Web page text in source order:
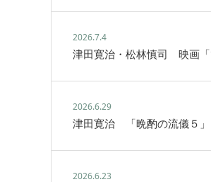
2026.7.4
津田寛治・松林慎司 映画
2026.6.29
津田寛治 「晩酌の流儀５
2026.6.23